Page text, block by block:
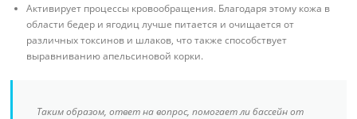
Активирует процессы кровообращения. Благодаря этому кожа в
области бедер и ягодиц лучше питается и очищается от
различных токсинов и шлаков, что также способствует
выравниванию апельсиновой корки.
Таким образом, ответ на вопрос, помогает ли бассейн от